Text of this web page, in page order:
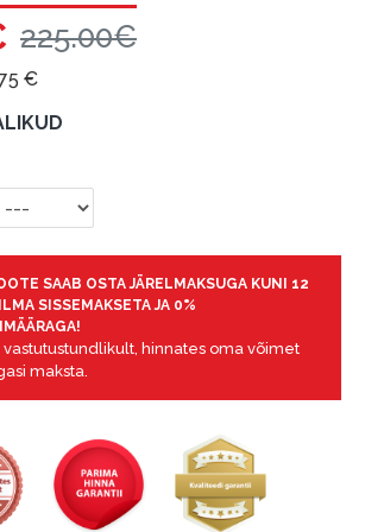
tingimustega
Enne laenamist
225.00€
€
SAAB OSTA JÄRELMAKSUGA KUNI 12
SISSEMAKSETA JA 0%
hinnates oma võimet
maksta.